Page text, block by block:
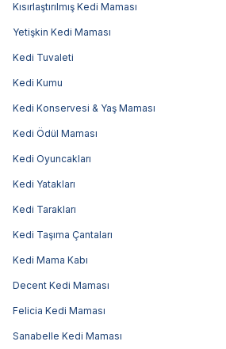
Kısırlaştırılmış Kedi Maması
Yetişkin Kedi Maması
Kedi Tuvaleti
Kedi Kumu
Kedi Konservesi & Yaş Maması
Kedi Ödül Maması
Kedi Oyuncakları
Kedi Yatakları
Kedi Tarakları
Kedi Taşıma Çantaları
Kedi Mama Kabı
Decent Kedi Maması
Felicia Kedi Maması
Sanabelle Kedi Maması